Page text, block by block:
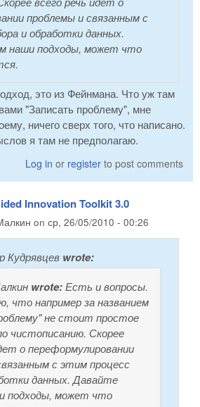
проблемы и связанным с
и обработки данных.
наши подходы, может что
это из Фейнмана. Что уж там
"Записать проблему", мне
ничего сверх того, что написано.
я там не предполагаю.
Log in or register to post comments
Innovation Toolkit 3.0
on ср, 26/05/2010 - 00:26
Кудрявцев wrote:
wrote:Есть и вопросы.
что например за названием
не стоит простое
чистописанию. Скорее
о переформулировании
с этим процесс
данных. Давайте
подходы, может что